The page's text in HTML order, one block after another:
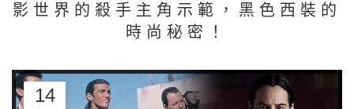
影世界的殺手主角示範，黑色西裝的
時尚秘密！
14